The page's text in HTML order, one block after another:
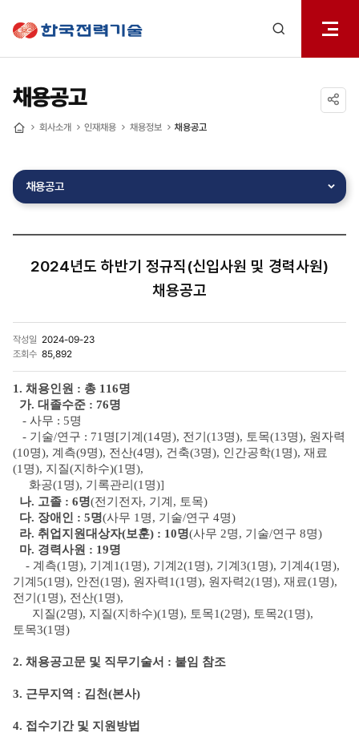
열기
채용공고
회사소개 인재채용 채용정보 채용공고
채용공고
2024년도 하반기 정규직(신입사원 및 경력사원)
채용공고
작성일 2024-09-23
조회수 85,892
1. 채용인원 : 총 116명
가. 대졸수준 : 76명
- 사무 : 5명
- 기술/연구 : 71명[기계(14명), 전기(13명), 토목(13명), 원자력
(10명), 계측(9명), 전산(4명), 건축(3명), 인간공학(1명), 재료
(1명), 지질(지하수)(1명),
화공(1명), 기록관리(1명)]
나. 고졸 : 6명(전기전자, 기계, 토목)
다. 장애인 : 5명(사무 1명, 기술/연구 4명)
라. 취업지원대상자(보훈) : 10명(사무 2명, 기술/연구 8명)
마. 경력사원 : 19명
- 계측(1명), 기계1(1명), 기계2(1명), 기계3(1명), 기계4(1명),
기계5(1명), 안전(1명), 원자력1(1명), 원자력2(1명), 재료(1명),
전기(1명), 전산(1명),
지질(2명), 지질(지하수)(1명), 토목1(2명), 토목2(1명),
토목3(1명)
2. 채용공고문 및 직무기술서 : 붙임 참조
3. 근무지역 : 김천(본사)
4. 접수기간 및 지원방법